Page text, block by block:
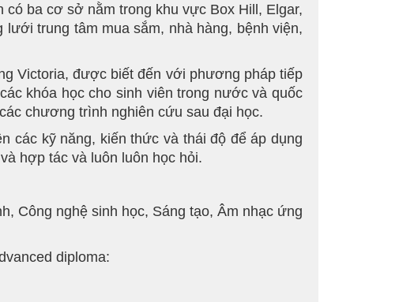
ba cơ sở nằm trong khu vực Box Hill, Elgar,
trung tâm mua sắm, nhà hàng, bệnh viện,
Victoria, được biết đến với phương pháp tiếp
khóa học cho sinh viên trong nước và quốc
chương trình nghiên cứu sau đại học.
các kỹ năng, kiến thức và thái độ để áp dụng
hợp tác và luôn luôn học hỏi.
Công nghệ sinh học, Sáng tạo, Âm nhạc ứng
diploma: